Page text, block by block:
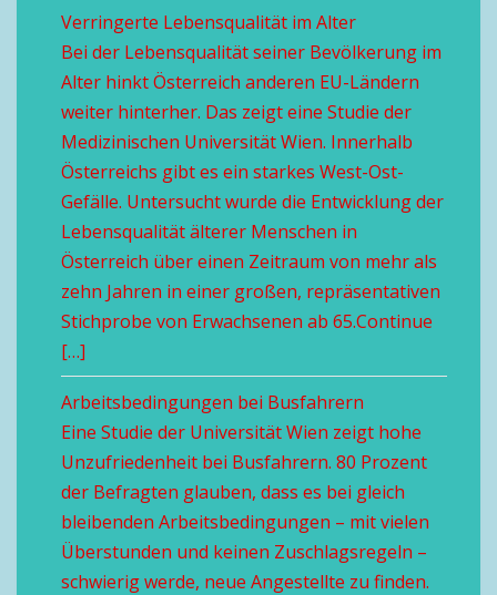
Verringerte Lebensqualität im Alter
Bei der Lebensqualität seiner Bevölkerung im
Alter hinkt Österreich anderen EU-Ländern
weiter hinterher. Das zeigt eine Studie der
Medizinischen Universität Wien. Innerhalb
Österreichs gibt es ein starkes West-Ost-
Gefälle. Untersucht wurde die Entwicklung der
Lebensqualität älterer Menschen in
Österreich über einen Zeitraum von mehr als
zehn Jahren in einer großen, repräsentativen
Stichprobe von Erwachsenen ab 65.Continue
[…]
Arbeitsbedingungen bei Busfahrern
Eine Studie der Universität Wien zeigt hohe
Unzufriedenheit bei Busfahrern. 80 Prozent
der Befragten glauben, dass es bei gleich
bleibenden Arbeitsbedingungen – mit vielen
Überstunden und keinen Zuschlagsregeln –
schwierig werde, neue Angestellte zu finden.